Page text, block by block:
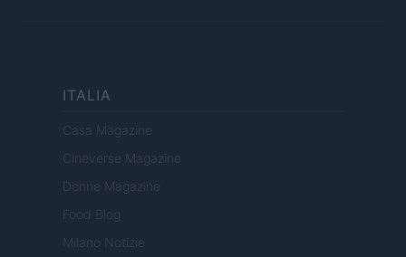
ITALIA
Casa Magazine
Cineverse Magazine
Donne Magazine
Food Blog
Milano Notizie